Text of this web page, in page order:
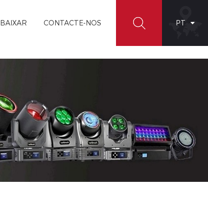
PT
BAIXAR CONTACTE-NOS